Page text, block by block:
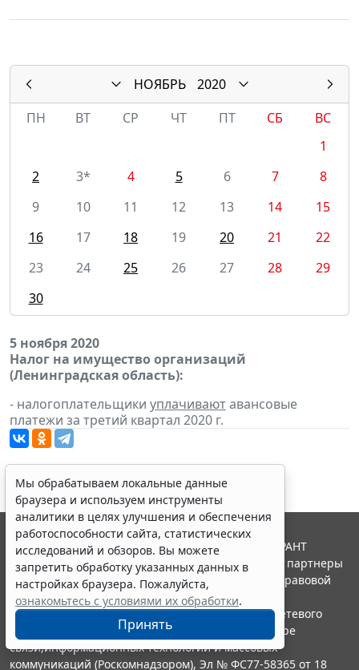
НОЯБРЬ
2020
ПН
ВТ СР ЧТ ПТ СБ
ВС
1
2
3* 4 5 6 7
8
9
10 11 12 13 14
15
16
17 18 19 20 21
22
23
24 25 26 27 28
29
30
5 ноября 2020
Налог на имущество организаций
(Ленинградская область):
- налогоплательщики уплачиваютавансовые
платежи за третий квартал 2020 г.
Мы обрабатываем локальные данные
браузера и используем инструменты
аналитики в целях улучшения и обеспечения
работоспособности сайта, статистических
исследований и обзоров. Вы можете
запретить обработку указанных данных в
настройках браузера. Пожалуйста,
ознакомьтесь с условиями их обработки.
Принять
© ООО "НПП "ГАРАНТ-СЕРВИС", 2026. Система ГАРАНТ
выпускается с 1990 года. Компания "Гарант" и ее партнеры
являются участниками Российской ассоциации правовой
информации ГАРАНТ.
Портал ГАРАНТ.РУ зарегистрирован в качестве сетевого
издания Федеральной службой по надзору в сфере
связи,информационных технологий и массовых
коммуникаций (Роскомнадзором), Эл № ФС77-58365 от 18